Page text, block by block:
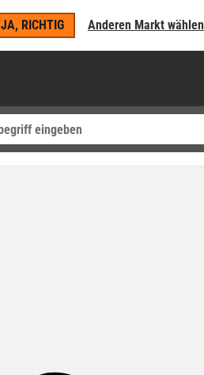
JA, RICHTIG Anderen Markt wählen